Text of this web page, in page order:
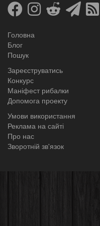
Головна
Блог
Пошук
Зареєструватись
Конкурс
Маніфест рибалки
Допомога проекту
Умови використання
Реклама на сайті
Про нас
Зворотній зв'язок